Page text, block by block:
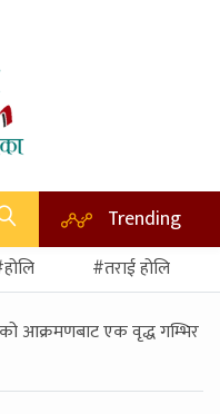
Trending
#तराई होलि
आक्रमणबाट एक वृद्ध गम्भिर